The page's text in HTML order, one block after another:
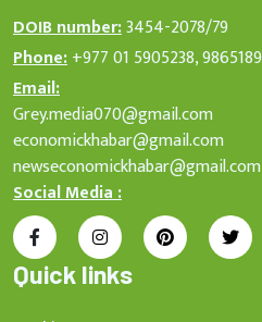
DOIB number:3454-2078/79
Phone:+977 01 5905238,
Email:
Grey.media070@gmail.com
economickhabar@gmail.com
newseconomickhabar@gmail.com
Social Media :
Quick links